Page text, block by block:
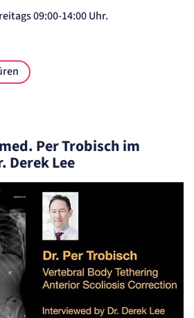
09:00-14:00 Uhr.
Per Trobisch im
Derek Lee